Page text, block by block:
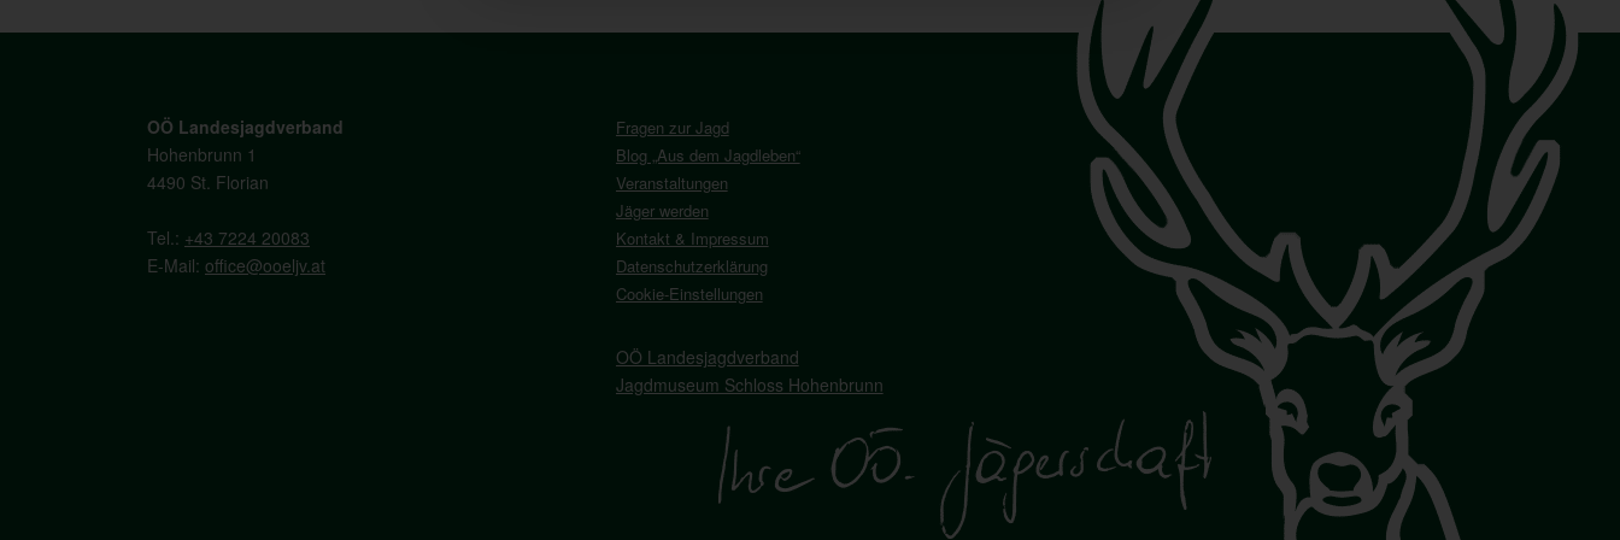
OÖ Landesjagdverband
Hohenbrunn 1
4490 St. Florian
Tel.: +43 7224 20083
E-Mail: office@ooeljv.at
Fragen zur Jagd
Blog „Aus dem Jagdleben“
Veranstaltungen
Jäger werden
Kontakt & Impressum
Datenschutzerklärung
Cookie-Einstellungen
OÖ Landesjagdverband
Jagdmuseum Schloss Hohenbrunn